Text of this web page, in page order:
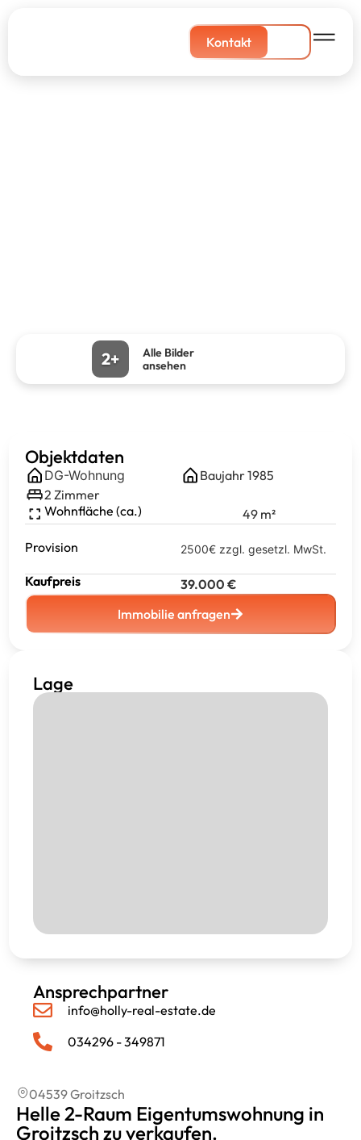
Kontakt
2+
Alle Bilder
ansehen
Objektdaten
DG-Wohnung Baujahr1985
2 Zimmer
Wohnfläche (ca.)
49 m²
Provision 2500€ zzgl. gesetzl. MwSt.
Kaufpreis 39.000 €
Immobilie anfragen
Lage
Ansprechpartner
info@holly-real-estate.de
034296 - 349871
04539 Groitzsch
Helle 2-Raum Eigentumswohnung in
Groitzsch zu verkaufen.